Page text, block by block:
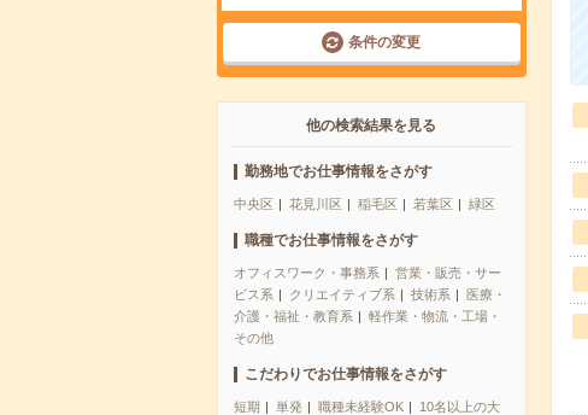
条件の変更
他の検索結果を見る
勤務地でお仕事情報をさがす
中央区 花見川区 稲毛区 若葉区 緑区
職種でお仕事情報をさがす
オフィスワーク・事務系
営業・販売・サー
ビス系
クリエイティブ系 技術系
医療・
介護・福祉・教育系
軽作業・物流・工場・
その他
こだわりでお仕事情報をさがす
短期 単発 職種未経験OK
10名以上の大